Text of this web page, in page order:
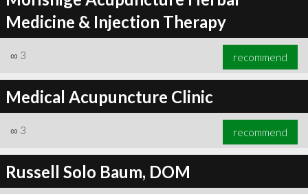
Medicine & Injection Therapy
∞ 3 recommend
Medical Acupuncture Clinic
∞ 3 recommend
Russell Solo Baum, DOM